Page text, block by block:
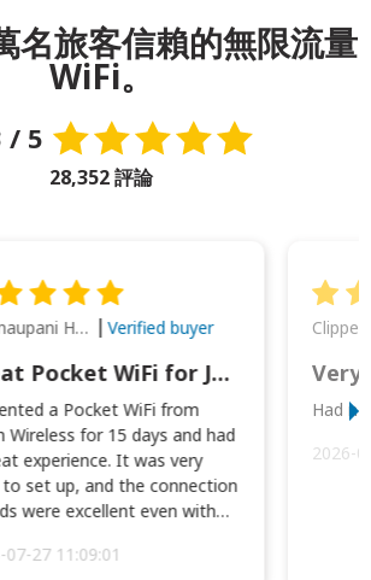
名旅客信賴的無限流量
WiFi。
/ 5
28,352 評論
Whanaupani Henry Joseph Macown Verified buyer
Great Pocket WiFi for Japan Travel
a Pocket WiFi from
Wireless for 15 days and had
experience. It was very
to set up, and the connection
were excellent even with
07-27 11:09:01
Very
Had
2026-